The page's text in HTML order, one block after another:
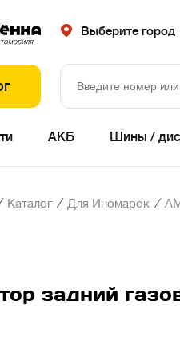
Выберите город
АКБ Шины /
Каталог / Для Иномарок /
задний